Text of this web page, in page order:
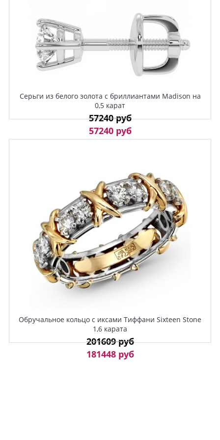
Серьги из белого золота с бриллиантами Madison на
0,5 карат
57240 руб
57240 руб
Обручальное кольцо с иксами Тиффани Sixteen Stone
1,6 карата
201609 руб
181448 руб